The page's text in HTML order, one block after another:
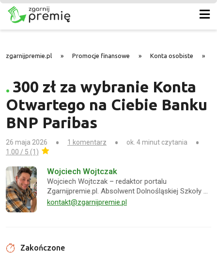
zgarnijpremie.pl » Promocje finansowe » Konta osobiste »
300 zł za wybranie Konta
Otwartego na Ciebie Banku
BNP Paribas
26 maja 2026 1 komentarz
ok. 4 minut czytania
1.00 / 5 (1)
Wojciech Wojtczak
Wojciech Wojtczak – redaktor portalu
Zgarnijpremie.pl. Absolwent Dolnośląskiej Szkoły …
kontakt@zgarnijpremie.pl
Zakończone